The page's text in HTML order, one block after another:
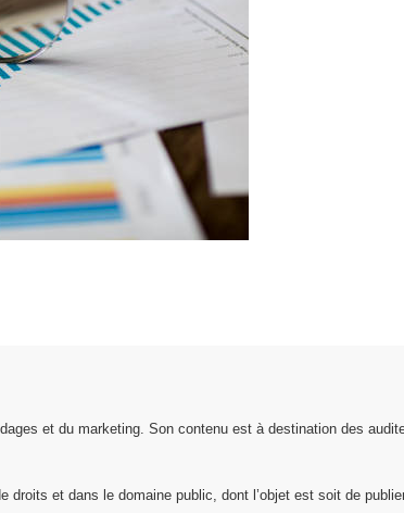
et du marketing. Son contenu est à destination des
et dans le domaine public, dont l’objet est soit de